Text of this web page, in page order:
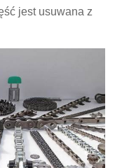
jest usuwana z